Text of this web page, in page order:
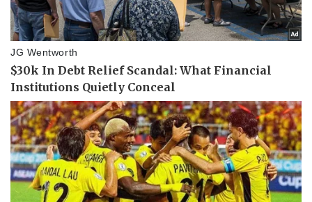
Văn hóa
Sân khấu - Điện ảnh
Văn học
Âm nhạc
Di sản
Giải trí
Nghệ sĩ
Thời trang
Sao Việt